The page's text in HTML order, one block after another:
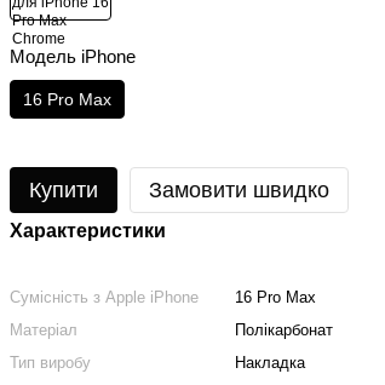
Модель iPhone
16 Pro Max
Купити Замовити швидко
Характеристики
Сумісність з Apple iPhone
16 Pro Max
Матеріал
Полікарбонат
Тип виробу
Накладка